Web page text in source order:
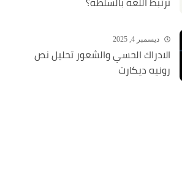
ديسمبر 4, 2025
الادراك الحسي والشعور تحليل نص
رونيه ديكارت